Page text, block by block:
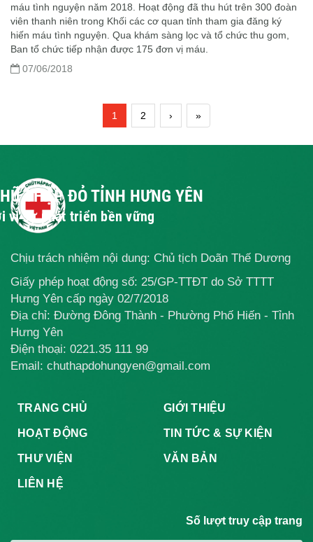
máu tình nguyện năm 2018. Hoạt động đã thu hút trên 300 đoàn
viên thanh niên trong Khối các cơ quan tỉnh tham gia đăng ký
hiến máu tình nguyện. Qua khám sàng lọc và tổ chức thu gom,
Ban tổ chức tiếp nhận được 175 đơn vị máu.
07/06/2018
1 2 › »
THẬP ĐỎ TỈNH HƯNG YÊN
vì sự phát triển bền vững
Chịu trách nhiệm nội dung: Chủ tịch Doãn Thế Dương
Giấy phép hoạt động số: 25/GP-TTĐT do Sở TTTT
Hưng Yên cấp ngày 02/7/2018
Địa chỉ: Đường Đông Thành - Phường Phố Hiến - Tỉnh
Hưng Yên
Điện thoại: 0221.35 111 99
Email: chuthapdohungyen@gmail.com
TRANG CHỦ GIỚI THIỆU
HOẠT ĐỘNG TIN TỨC & SỰ KIỆN
THƯ VIỆN VĂN BẢN
LIÊN HỆ
Số lượt truy cập trang